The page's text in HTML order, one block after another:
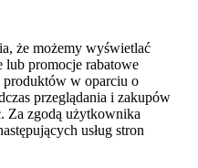
że możemy wyświetlać
lub promocje rabatowe
w oparciu o
przeglądania i zakupów
Za zgodą użytkownika
usług stron